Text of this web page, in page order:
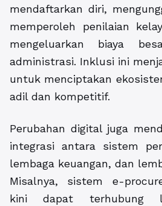
mendaftarkan diri,
memperoleh penilaian
mengeluarkan biaya
administrasi. Inklusi ini
untuk menciptakan
adil dan kompetitif.
Perubahan digital juga
integrasi antara sistem
lembaga keuangan, dan
Misalnya, sistem e-
kini dapat terhubung